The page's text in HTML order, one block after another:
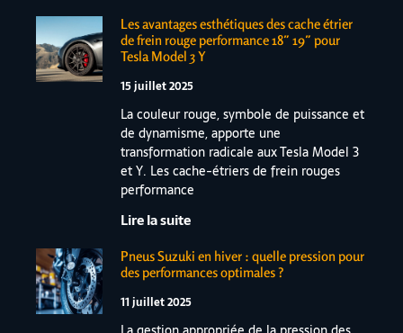
Les avantages esthétiques des cache étrier
de frein rouge performance 18″ 19″ pour
Tesla Model 3 Y
15 juillet 2025
La couleur rouge, symbole de puissance et
de dynamisme, apporte une
transformation radicale aux Tesla Model 3
et Y. Les cache-étriers de frein rouges
performance
Lire la suite
Pneus Suzuki en hiver : quelle pression pour
des performances optimales ?
11 juillet 2025